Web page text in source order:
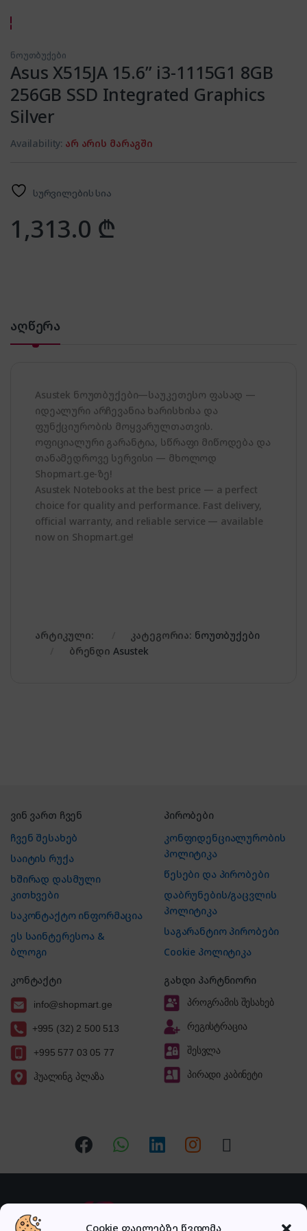
Cookie ფაილებზე წვდომა
ნოუთბუქები
Asus X515JA 15.6” i3-1115G1 8GB
256GB SSD Integrated Graphics
Silver
Availability: არ არის მარაგში
სურვილების სია
1,313.0 ₾
აღწერა
Asustek ნოუთბუქები—საუკეთესო ფასად —
იდეალური არჩევანია ხარისხისა და
ფუნქციურობის მოყვარულთათვის.
ოფიციალური გარანტია, სწრაფი მიწოდება და
თანამედროვე სერვისი — მხოლოდ
Shopmart.ge-ზე!
Asustek Notebooks at the best price — a perfect
choice for quality and performance. Fast delivery,
official warranty, and reliable service — available
now on Shopmart.ge!
არტიკული: კატეგორია: ნოუთბუქები
ბრენდი Asustek
ვინ ვართ ჩვენ
ჩვენ შესახებ
საიტის რუქა
ხშირად დასმული
კითხვები
საკონტაქტო ინფორმაცია
ეს საინტერესოა &
ბლოგი
პირობები
კონფიდენციალურობის
პოლიტიკა
წესები და პირობები
დაბრუნების/გაცვლის
პოლიტიკა
საგარანტიო პირობები
Cookie პოლიტიკა
კონტაქტი
info@shopmart.ge
+995 (32) 2 500 513
+995 577 03 05 77
ჰუალინგ პლაზა
გახდი პარტნიორი
პროგრამის შესახებ
რეგისტრაცია
შესვლა
პირადი კაბინეტი